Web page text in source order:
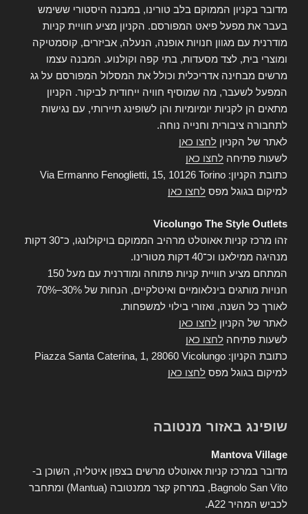
מדובר בקניון הממוקם בלב טורינו, במבנה היסטורי ששימש
בעבר את מפעל פיאט המפורסם. הקניון מציע חוויית קניות
מודרנית עם מגוון חנויות אופנה, הנעלה, אביזרים, קוסמטיקה
ומוצרי בית, לצד מסעדות, בתי קפה וקולנוע. המבנה עצמו
מרשים מבחינה אדריכלית וכולל את המסלול המפורסם על גג
המפעל לשעבר, מה שמוסיף חוויה ייחודית לביקור. הקניון
מתאים הן לקניות יומיומיות והן לשופינג תיירותי, עם נגישות
לתחבורה ציבורית וחנייה נוחה.
לאתר של הקניון לחצו כאן
לשעות פתיחה לחצו כאן
כתובת הקניון: Via Ermanno Fenoglietti, 15, 10126 Torino
למיקום בגוגל מפס לחצו כאן
Vicolungo The Style Outlets
זהו מרכז קניות אאוטלט מרהיב הממוקם בויקולונגו, כ־30 דקות
מנהיגה ממילאנו וכ־40 דקות מטורינו.
המתחם מציע חוויית קניות פתוחה ומודרנית עם מעל 150
חנויות מותגים בינלאומיים ואיטלקיים, הנחות של 30%–70%
לאורך כל השנה, ואזורי בילוי למשפחות.
לאתר של הקניון לחצו כאן
לשעות פתיחה לחצו כאן
כתובת הקניון: Piazza Santa Caterina, 1, 28060 Vicolungo
למיקום בגוגל מפס לחצו כאן
שופינג באזור מנטובה
Mantova Village
מדובר במרכז קניות אאוטלט מרשים בצפון איטליה, השוכן ב-
Bagnolo San Vito, במרחק קצר ממנטובה (Mantua) ומתחבר
לכביש המהיר A22.